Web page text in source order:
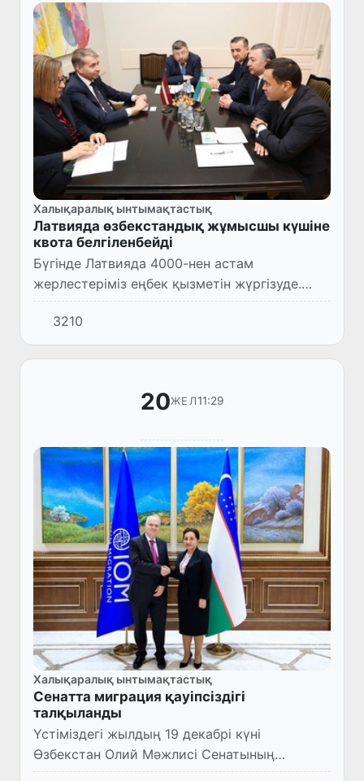
Халықаралық ынтымақтастық
Латвияда өзбекстандық жұмысшы күшіне
квота белгіленбейді
Бүгінде Латвияда 4000-нен астам
жерлестеріміз еңбек қызметін жүргізуде.
Өзбекстандық жұмысшы күніне еңбек
қызметін жүргізуде. Өзбекстандық жұмысшы
күшіне қарым-қатынас оң және жерл...
3210
20ЖЕЛ11:29
Халықаралық ынтымақтастық
Сенатта миграция қауіпсіздігі
талқыланды
Үстіміздегі жылдың 19 декабрі күні
Өзбекстан Олий Мәжлисі Сенатының
төрайымы Танзила Нарбаева Халықаралық